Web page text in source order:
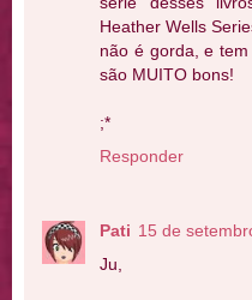
Heather Wells
não é gorda, e
são MUITO bons!
;*
Responder
Pati 15 de
Ju,